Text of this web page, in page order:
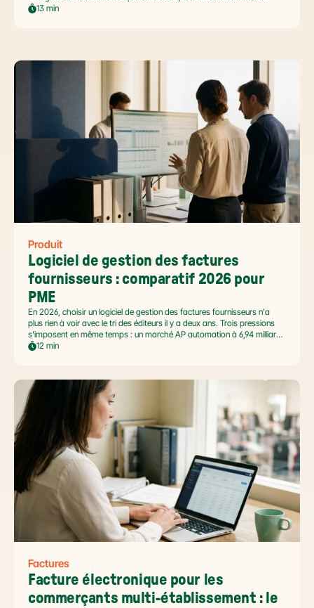
automatiser sans casser la gouvernance locale, capturer le levier BFR
13 min
Produit
Logiciel de gestion des factures
fournisseurs : comparatif 2026 pour
PME
En 2026, choisir un logiciel de gestion des factures fournisseurs n'a
plus rien à voir avec le tri des éditeurs il y a deux ans. Trois pressions
s'imposent en même temps : un marché AP automation à 6,94 milliards
USD en pleine accélération, une réforme facture électronique 2026 qui
de traitement, selon Forrester 2026). Ce comparatif passe en revue 8
outils pertinents pour les PME françaises et le positionnement de Libeo
dans ce paysage en mouvement.
12 min
Factures
Facture électronique pour les
commerçants multi-établissement : le